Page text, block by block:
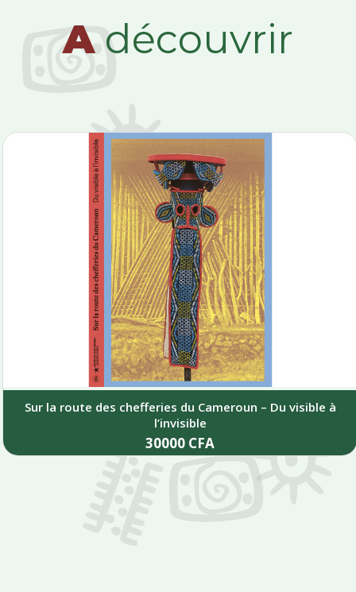
Adécouvrir
Sur la route des chefferies du Cameroun – Du visible à
l’invisible
30000 CFA